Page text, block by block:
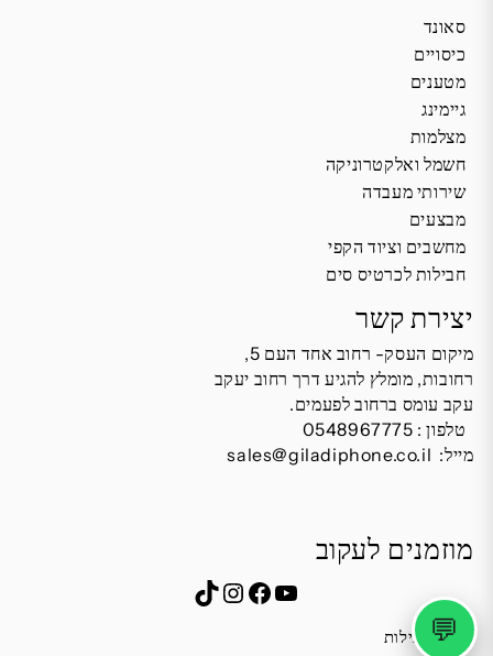
💬
סאונד
כיסויים
מטענים
גיימינג
מצלמות
חשמל ואלקטרוניקה
שירותי מעבדה
מבצעים
מחשבים וציוד הקפי
חבילות לכרטיס סים
יצירת קשר
מיקום העסק- רחוב אחד העם 5,
רחובות, מומלץ להגיע דרך רחוב יעקב
עקב עומס ברחוב לפעמים.
טלפון : 0548967775
מייל: sales@giladiphone.co.il
מוזמנים לעקוב
YouTube
Facebook
Instagram
TikTok
שעות פעילות